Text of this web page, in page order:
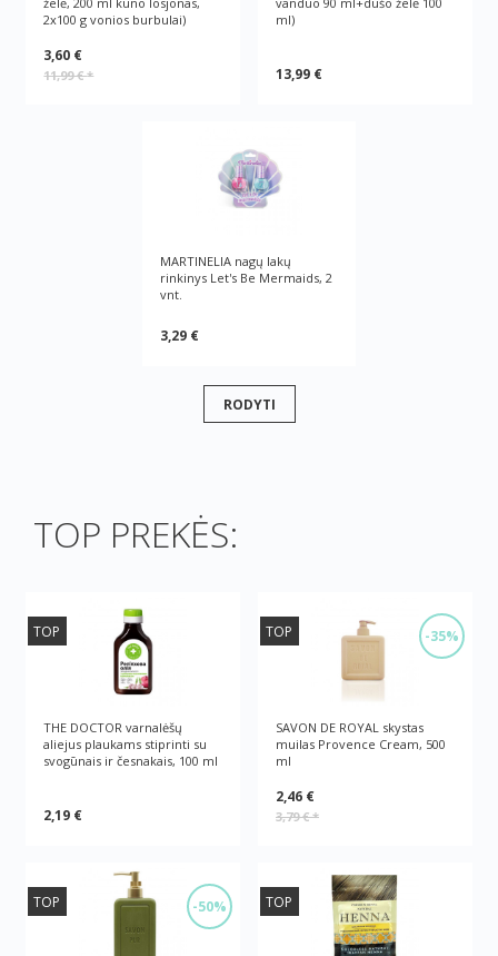
2x100 g vonios burbulai)
3,60 €
11,99 €*
ml)
13,99 €
MARTINELIA nagų lakų
rinkinys Let's Be Mermaids, 2
vnt.
3,29 €
RODYTI
TOP PREKĖS:
TOP
THE DOCTOR varnalėšų
aliejus plaukams stiprinti su
svogūnais ir česnakais, 100 ml
2,19 €
-35%
TOP
SAVON DE ROYAL skystas
muilas Provence Cream, 500
ml
2,46 €
3,79 €*
-50%
TOP TOP